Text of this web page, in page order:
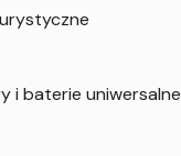
i baterie uniwersalne